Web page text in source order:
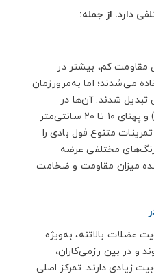
دارد. از جمله:
مقاومت کم، بیشتر در
می‌شدند؛ اما به‌مرورزمان
تبدیل شدند. آن‌ها در
طول‌های مختلف (۱.۲ تا ۳ متر) و پهنای ۱۰ تا ۲۰ سانتی‌متر
متنوع فول بادی را
رنگ‌های مختلفی عرضه
میزان مقاومت و ضخامت
عضلات بالاتنه، به‌ویژه
و در بین رزمی‌کاران،
زیادی دارند. تمرکز اصلی